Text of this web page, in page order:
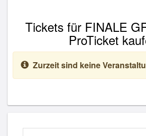
Tickets für FINALE
ProTicket
Zurzeit sind keine